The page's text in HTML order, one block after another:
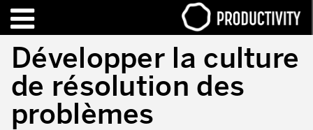
FR
FORMATIONS – CERTIFICATIONS
HIGHLIGHTS
Contact Productivity
Développer la culture
de résolution des
problèmes